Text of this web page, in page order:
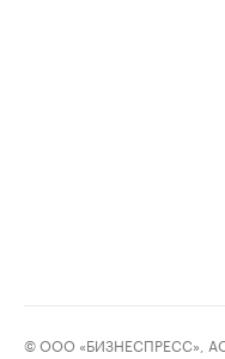
© ООО «БИЗНЕСПРЕСС»,